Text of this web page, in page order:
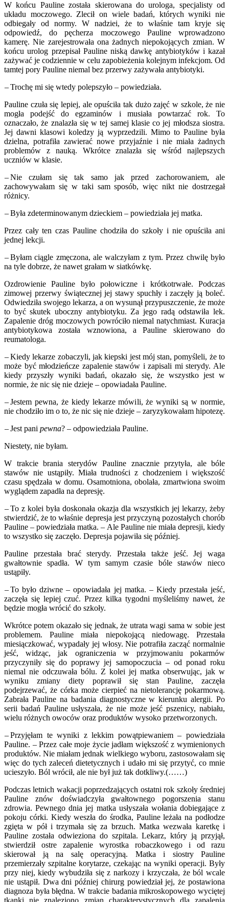
W końcu Pauline została skierowana do urologa, specjalisty od
układu moczowego. Zlecił on wiele badań, których wyniki nie
odbiegały od normy. W nadziei, że to właśnie tam kryje się
odpowiedź, do pęcherza moczowego Pauline wprowadzono
kamerę. Nie zarejestrowała ona żadnych niepokojących zmian. W
końcu urolog przepisał Pauline niską dawkę antybiotyków i kazał
zażywać je codziennie w celu zapobieżenia kolejnym infekcjom. Od
tamtej pory Pauline niemal bez przerwy zażywała antybiotyki.
– Trochę mi się wtedy polepszyło – powiedziała.
Pauline czuła się lepiej, ale opuściła tak dużo zajęć w szkole, że nie
mogła podejść do egzaminów i musiała powtarzać rok. To
oznaczało, że znalazła się w tej samej klasie co jej młodsza siostra.
Jej dawni klasowi koledzy ją wyprzedzili. Mimo to Pauline była
dzielna, potrafiła zawierać nowe przyjaźnie i nie miała żadnych
problemów z nauką. Wkrótce znalazła się wśród najlepszych
uczniów w klasie.
– Nie czułam się tak samo jak przed zachorowaniem, ale
zachowywałam się w taki sam sposób, więc nikt nie dostrzegał
różnicy.
– Była zdeterminowanym dzieckiem – powiedziała jej matka.
Przez cały ten czas Pauline chodziła do szkoły i nie opuściła ani
jednej lekcji.
– Byłam ciągle zmęczona, ale walczyłam z tym. Przez chwilę było
na tyle dobrze, że nawet grałam w siatkówkę.
Ozdrowienie Pauline było połowiczne i krótkotrwałe. Podczas
zimowej przerwy świątecznej jej stawy spuchły i zaczęły ją boleć.
Odwiedziła swojego lekarza, a on wysunął przypuszczenie, że może
to być skutek uboczny antybiotyku. Za jego radą odstawiła lek.
Zapalenie dróg moczowych powróciło niemal natychmiast. Kuracja
antybiotykowa została wznowiona, a Pauline skierowano do
reumatologa.
– Kiedy lekarze zobaczyli, jak kiepski jest mój stan, pomyśleli, że to
może być młodzieńcze zapalenie stawów i zapisali mi sterydy. Ale
kiedy przyszły wyniki badań, okazało się, że wszystko jest w
normie, że nic się nie dzieje – opowiadała Pauline.
– Jestem pewna, że kiedy lekarze mówili, że wyniki są w normie,
nie chodziło im o to, że nic się nie dzieje – zaryzykowałam hipotezę.
– Jest pani pewna? – odpowiedziała Pauline.
Niestety, nie byłam.
W trakcie brania sterydów Pauline znacznie przytyła, ale bóle
stawów nie ustąpiły. Miała trudności z chodzeniem i większość
czasu spędzała w domu. Osamotniona, obolała, zmartwiona swoim
wyglądem zapadła na depresję.
– To z kolei była doskonała okazja dla wszystkich jej lekarzy, żeby
stwierdzić, że to właśnie depresja jest przyczyną pozostałych chorób
Pauline – powiedziała matka. – Ale Pauline nie miała depresji, kiedy
to wszystko się zaczęło. Depresja pojawiła się później.
Pauline przestała brać sterydy. Przestała także jeść. Jej waga
gwałtownie spadła. W tym samym czasie bóle stawów nieco
ustąpiły.
– To było dziwne – opowiadała jej matka. – Kiedy przestała jeść,
zaczęła się lepiej czuć. Przez kilka tygodni myśleliśmy nawet, że
będzie mogła wrócić do szkoły.
Wkrótce potem okazało się jednak, że utrata wagi sama w sobie jest
problemem. Pauline miała niepokojącą niedowagę. Przestała
miesiączkować, wypadały jej włosy. Nie potrafiła zacząć normalnie
jeść, widząc, jak ograniczenia w przyjmowaniu pokarmów
przyczyniły się do poprawy jej samopoczucia – od ponad roku
niemal nie odczuwała bólu. Z kolei jej matka obserwując, jak w
wyniku zmiany diety poprawił się stan Pauline, zaczęła
podejrzewać, że córka może cierpieć na nietolerancję pokarmową.
Zabrała Pauline na badania diagnostyczne w kierunku alergii. Po
serii badań Pauline usłyszała, że nie może jeść pszenicy, nabiału,
wielu różnych owoców oraz produktów wysoko przetworzonych.
– Przyjęłam te wyniki z lekkim powątpiewaniem – powiedziała
Pauline. – Przez całe moje życie jadłam większość z wymienionych
produktów. Nie miałam jednak wielkiego wyboru, zastosowałam się
więc do tych zaleceń dietetycznych i udało mi się przytyć, co mnie
ucieszyło. Ból wrócił, ale nie był już tak dotkliwy.(……)
Podczas letnich wakacji poprzedzających ostatni rok szkoły średniej
Pauline znów doświadczyła gwałtownego pogorszenia stanu
zdrowia. Pewnego dnia jej matka usłyszała wołania dobiegające z
pokoju córki. Kiedy weszła do środka, Pauline leżała na podłodze
zgięta w pół i trzymała się za brzuch. Matka wezwała karetkę i
Pauline została odwieziona do szpitala. Lekarz, który ją przyjął,
stwierdził ostre zapalenie wyrostka robaczkowego i od razu
skierował ją na salę operacyjną. Matka i siostry Pauline
przemierzały szpitalne korytarze, czekając na wyniki operacji. Były
przy niej, kiedy wybudziła się z narkozy i krzyczała, że ból wcale
nie ustąpił. Dwa dni później chirurg powiedział jej, że postawiona
diagnoza była błędna. W trakcie badania mikroskopowego wyciętej